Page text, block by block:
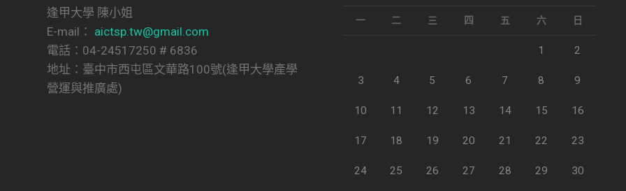
逢甲大學 陳小姐
E-mail： aictsp.tw@gmail.com
電話：04-24517250 # 6836
地址：臺中市西屯區文華路100號(逢甲大學產學
營運與推廣處)
一 二 三 四 五 六 日
1 2
3 4 5 6 7 8 9
10 11 12 13 14 15 16
17 18 19 20 21 22 23
24 25 26 27 28 29 30